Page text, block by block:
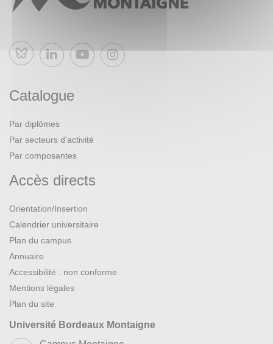
Bluesky
Catalogue
Par diplômes
Par secteurs d’activité
Par composantes
Accès directs
Orientation/Insertion
Calendrier universitaire
Plan du campus
Annuaire
Accessibilité : non conforme
Mentions légales
Plan du site
Université Bordeaux Montaigne